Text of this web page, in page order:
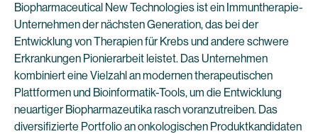
Biopharmaceutical New Technologies ist ein Immuntherapie-
Unternehmen der nächsten Generation, das bei der
Entwicklung von Therapien für Krebs und andere schwere
Erkrankungen Pionierarbeit leistet. Das Unternehmen
kombiniert eine Vielzahl an modernen therapeutischen
Plattformen und Bioinformatik-Tools, um die Entwicklung
neuartiger Biopharmazeutika rasch voranzutreiben. Das
diversifizierte Portfolio an onkologischen Produktkandidaten